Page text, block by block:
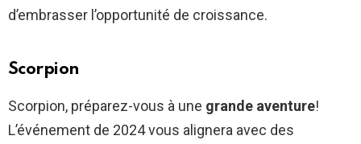
d’embrasser l’opportunité de croissance.
Scorpion
Scorpion, préparez-vous à une grande aventure!
L’événement de 2024 vous alignera avec des